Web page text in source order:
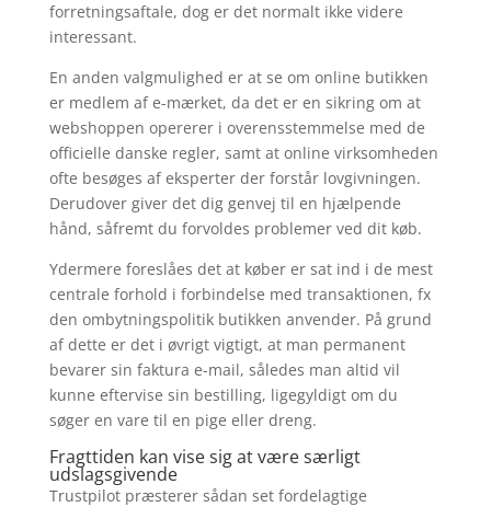
forretningsaftale, dog er det normalt ikke videre
interessant.
En anden valgmulighed er at se om online butikken
er medlem af e-mærket, da det er en sikring om at
webshoppen opererer i overensstemmelse med de
officielle danske regler, samt at online virksomheden
ofte besøges af eksperter der forstår lovgivningen.
Derudover giver det dig genvej til en hjælpende
hånd, såfremt du forvoldes problemer ved dit køb.
Ydermere foreslåes det at køber er sat ind i de mest
centrale forhold i forbindelse med transaktionen, fx
den ombytningspolitik butikken anvender. På grund
af dette er det i øvrigt vigtigt, at man permanent
bevarer sin faktura e-mail, således man altid vil
kunne eftervise sin bestilling, ligegyldigt om du
søger en vare til en pige eller dreng.
Fragttiden kan vise sig at være særligt
udslagsgivende
Trustpilot præsterer sådan set fordelagtige